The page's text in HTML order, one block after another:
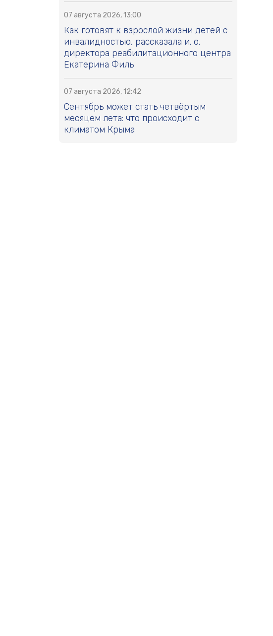
07 августа 2026, 13:00
Как готовят к взрослой жизни детей с
инвалидностью, рассказала и. о.
директора реабилитационного центра
Екатерина Филь
07 августа 2026, 12:42
Сентябрь может стать четвёртым
месяцем лета: что происходит с
климатом Крыма